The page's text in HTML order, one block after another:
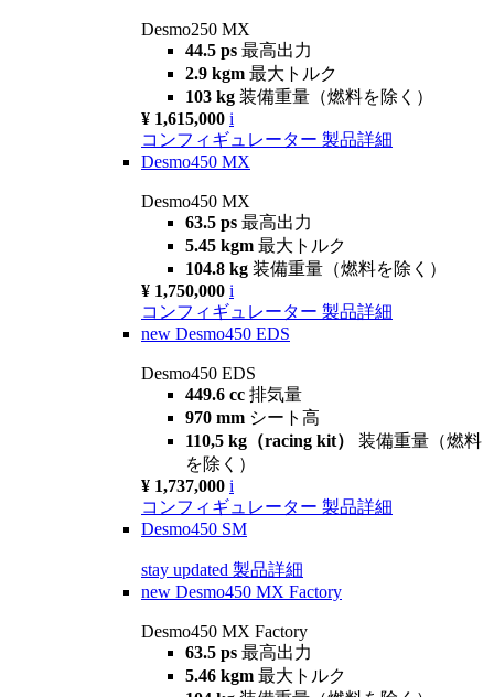
Desmo250 MX
44.5 ps 最高出力
2.9 kgm 最大トルク
103 kg 装備重量（燃料を除く）
¥ 1,615,000 i
コンフィギュレーター 製品詳細
Desmo450 MX
Desmo450 MX
63.5 ps 最高出力
5.45 kgm 最大トルク
104.8 kg 装備重量（燃料を除く）
¥ 1,750,000 i
コンフィギュレーター 製品詳細
new Desmo450 EDS
Desmo450 EDS
449.6 cc 排気量
970 mm シート高
110,5 kg（racing kit） 装備重量（燃料
を除く）
¥ 1,737,000 i
コンフィギュレーター 製品詳細
Desmo450 SM
stay updated 製品詳細
new Desmo450 MX Factory
Desmo450 MX Factory
63.5 ps 最高出力
5.46 kgm 最大トルク